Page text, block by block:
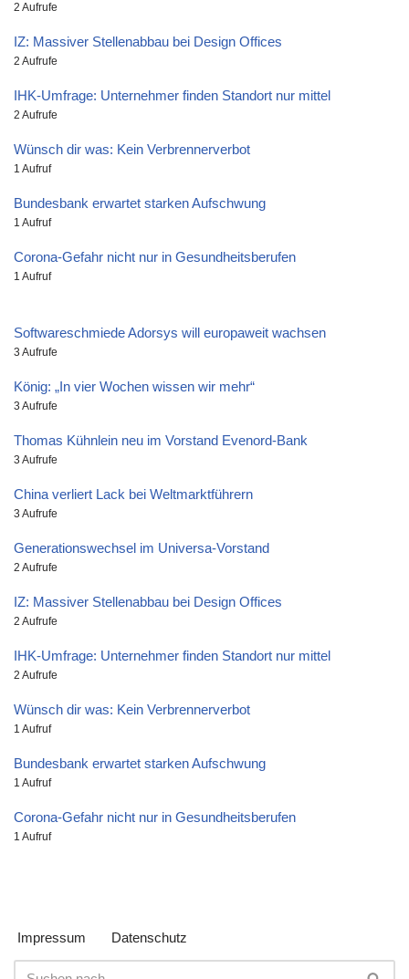
2 Aufrufe
IZ: Massiver Stellenabbau bei Design Offices
2 Aufrufe
IHK-Umfrage: Unternehmer finden Standort nur mittel
2 Aufrufe
Wünsch dir was: Kein Verbrennerverbot
1 Aufruf
Bundesbank erwartet starken Aufschwung
1 Aufruf
Corona-Gefahr nicht nur in Gesundheitsberufen
1 Aufruf
Softwareschmiede Adorsys will europaweit wachsen
3 Aufrufe
König: „In vier Wochen wissen wir mehr“
3 Aufrufe
Thomas Kühnlein neu im Vorstand Evenord-Bank
3 Aufrufe
China verliert Lack bei Weltmarktführern
3 Aufrufe
Generationswechsel im Universa-Vorstand
2 Aufrufe
IZ: Massiver Stellenabbau bei Design Offices
2 Aufrufe
IHK-Umfrage: Unternehmer finden Standort nur mittel
2 Aufrufe
Wünsch dir was: Kein Verbrennerverbot
1 Aufruf
Bundesbank erwartet starken Aufschwung
1 Aufruf
Corona-Gefahr nicht nur in Gesundheitsberufen
1 Aufruf
Impressum Datenschutz